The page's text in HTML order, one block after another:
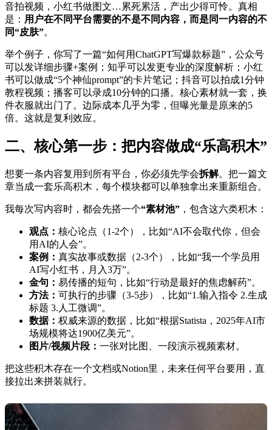
音拍视频，小红书做图文…累死累活，产出少得可怜。真相
是： 用户在不同平台需要的不是不同内容，而是同一内容的不
同“皮肤”。
举个例子，你写了一篇“如何用ChatGPT写爆款标题”，公众号
可以发详细步骤+案例；知乎可以发更专业的深度解析；小红
书可以做成“5个神仙prompt”的卡片笔记；抖音可以拍成1分钟
教程视频；播客可以录成10分钟的口播。核心素材就一套，换
件衣服就出门了。边际成本几乎为零，但曝光量是原来的5
倍。这就是复利效应。
二、核心第一步：把内容做成“乐高积木”
想要一条内容复用到所有平台，你必须先学会拆解。把一篇文
章当成一套乐高积木，每个模块都可以单独拿出来重新组合。
我每次写内容时，都会先搭一个“素材池” ，包含这六类积木：
观点： 核心论点（1-2个），比如“AI不会取代你，但会
用AI的人会”。
案例： 真实故事或数据（2-3个），比如“我一个学员用
AI写小红书，月入3万”。
金句： 易传播的短句，比如“行动是最好的焦虑解药”。
方法： 可执行的步骤（3-5步），比如“1.输入指令 2.生成
标题 3.人工微调”。
数据： 权威来源的数据，比如“根据Statista，2025年AI市
场规模将达1900亿美元”。
图片/视频片段： 一张对比图、一段演示视频素材。
把这些积木存在一个文档或Notion里，未来任何平台要用，直
接拉出来拼装就行。